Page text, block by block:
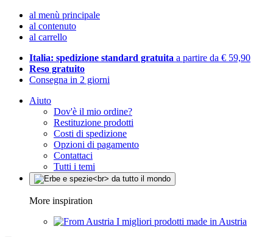
al menù principale
al contenuto
al carrello
Italia: spedizione standard gratuita a partire da € 59,90
Reso gratuito
Consegna in 2 giorni
Aiuto
Dov'è il mio ordine?
Restituzione prodotti
Costi di spedizione
Opzioni di pagamento
Contattaci
Tutti i temi
More inspiration
I migliori prodotti made in Austria